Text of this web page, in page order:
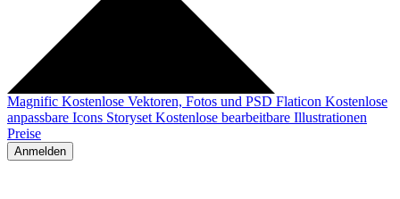
Magnific Kostenlose Vektoren, Fotos und PSD Flaticon Kostenlose
anpassbare Icons Storyset Kostenlose bearbeitbare Illustrationen
Preise
Anmelden